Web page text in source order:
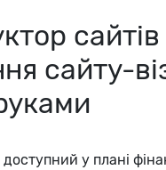
сайту-
у плані